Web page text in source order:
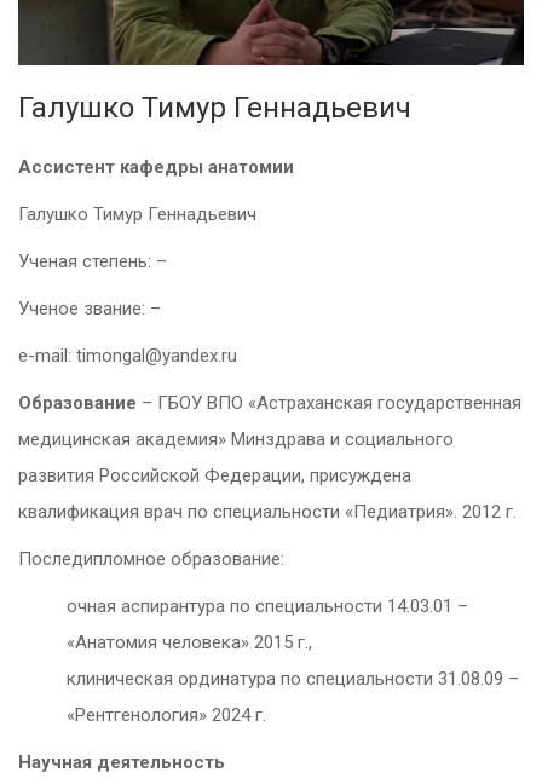
Галушко Тимур Геннадьевич
Ассистент кафедры анатомии
Галушко Тимур Геннадьевич
Ученая степень: –
Ученое звание: –
e-mail: timongal@yandex.ru
Образование – ГБОУ ВПО «Астраханская государственная
медицинская академия» Минздрава и социального
развития Российской Федерации, присуждена
квалификация врач по специальности «Педиатрия». 2012 г.
Последипломное образование:
очная аспирантура по специальности 14.03.01 –
«Анатомия человека» 2015 г.,
клиническая ординатура по специальности 31.08.09 –
«Рентгенология» 2024 г.
Научная деятельность